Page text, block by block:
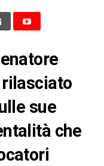
sue
che